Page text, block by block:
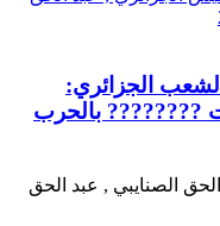
الجزائري:
???????? بالحرب
الصنايبي , عبد الحق